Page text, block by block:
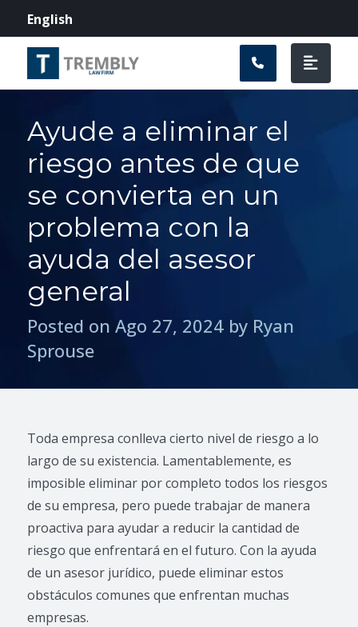
English
Ayude a eliminar el
riesgo antes de que
se convierta en un
problema con la
ayuda del asesor
general
Posted on Ago 27, 2024 by Ryan
Sprouse
Toda empresa conlleva cierto nivel de riesgo a lo
largo de su existencia. Lamentablemente, es
imposible eliminar por completo todos los riesgos
de su empresa, pero puede trabajar de manera
proactiva para ayudar a reducir la cantidad de
riesgo que enfrentará en el futuro. Con la ayuda
de un asesor jurídico, puede eliminar estos
obstáculos comunes que enfrentan muchas
empresas.